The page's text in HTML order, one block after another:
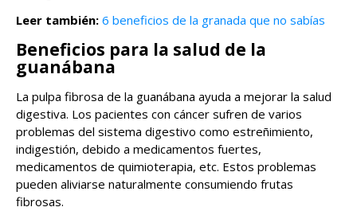
Leer también: 6 beneficios de la granada que no sabías
Beneficios para la salud de la
guanábana
La pulpa fibrosa de la guanábana ayuda a mejorar la salud
digestiva. Los pacientes con cáncer sufren de varios
problemas del sistema digestivo como estreñimiento,
indigestión, debido a medicamentos fuertes,
medicamentos de quimioterapia, etc. Estos problemas
pueden aliviarse naturalmente consumiendo frutas
fibrosas.